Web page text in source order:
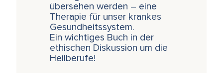
übersehen werden – eine
Therapie für unser krankes
Gesundheitssystem.
Ein wichtiges Buch in der
ethischen Diskussion um die
Heilberufe!